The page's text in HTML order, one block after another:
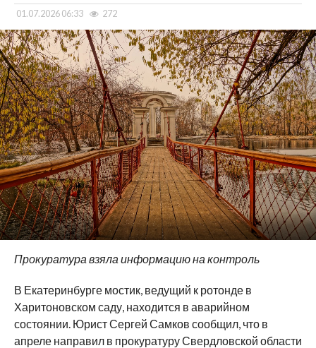
01.07.2026 06:33 272
Прокуратура взяла информацию на контроль
В Екатеринбурге мостик, ведущий к ротонде в
Харитоновском саду, находится в аварийном
состоянии. Юрист Сергей Самков сообщил, что в
апреле направил в прокуратуру Свердловской области